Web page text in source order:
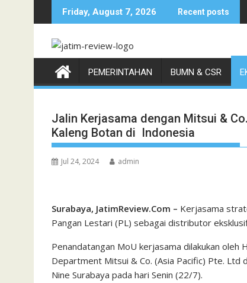
to
Friday, August 7, 2026 Recent posts
PEMERINTAHAN BUMN & CSR
Jalin Kerjasama dengan Mitsui &
Kaleng Botan di Indonesia
Jul 24, 2024 admin
Surabaya, JatimReview.Com – Kerjasama
Pangan Lestari (PL) sebagai distributor
Penandatangan MoU kerjasama dilakukan oleh
Department Mitsui & Co. (Asia Pacific) Pte.
Nine Surabaya pada hari Senin (22/7).